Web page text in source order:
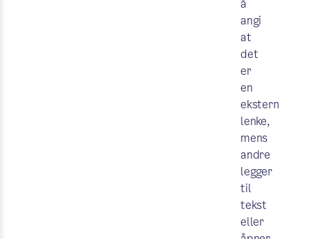
å
angi
at
det
er
en
ekstern
lenke,
mens
andre
legger
til
tekst
eller